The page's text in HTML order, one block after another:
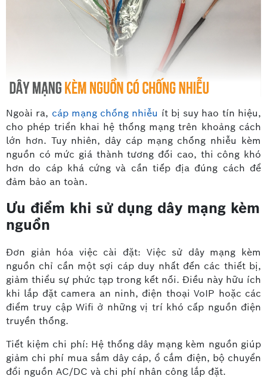
Ngoài ra, cáp mạng chống nhiễu ít bị suy hao tín hiệu,
cho phép triển khai hệ thống mạng trên khoảng cách
lớn hơn. Tuy nhiên, dây cáp mạng chống nhiễu kèm
nguồn có mức giá thành tương đối cao, thi công khó
hơn do cáp khá cứng và cần tiếp địa đúng cách để
đảm bảo an toàn.
Ưu điểm khi sử dụng dây mạng kèm
nguồn
Đơn giản hóa việc cài đặt: Việc sử dây mạng kèm
nguồn chỉ cần một sợi cáp duy nhất đến các thiết bị,
giảm thiểu sự phức tạp trong kết nối. Điều này hữu ích
khi lắp đặt camera an ninh, điện thoại VoIP hoặc các
điểm truy cập Wifi ở những vị trí khó cấp nguồn điện
truyền thống.
Tiết kiệm chi phí: Hệ thống dây mạng kèm nguồn giúp
giảm chi phí mua sắm dây cáp, ổ cắm điện, bộ chuyển
đổi nguồn AC/DC và chi phí nhân công lắp đặt.